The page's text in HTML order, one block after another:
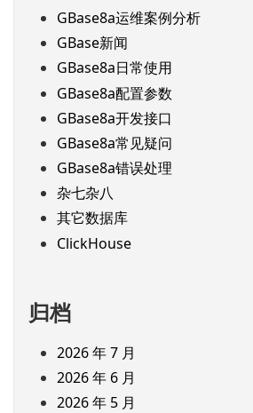
GBase8a运维案例分析
GBase新闻
GBase8a日常使用
GBase8a配置参数
GBase8a开发接口
GBase8a常见疑问
GBase8a错误处理
杂七杂八
其它数据库
ClickHouse
归档
2026 年 7 月
2026 年 6 月
2026 年 5 月